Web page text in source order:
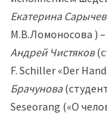
Екатерина
М.В.Ломоносова )
Андрей Чистяков
F. Schiller «Der
Брачунова
Seseorang («О